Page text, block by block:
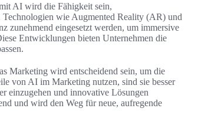
AI wird die Fähigkeit sein,
wie Augmented Reality (AR) und
eingesetzt werden, um immersive
Entwicklungen bieten Unternehmen die
Marketing wird entscheidend sein, um die
von AI im Marketing nutzen, sind sie besser
einzugehen und innovative Lösungen
und wird den Weg für neue, aufregende